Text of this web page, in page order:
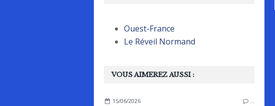
VOUS AIMEREZ AUSSI :
15/06/2026 …
Ouest-France
Le Réveil Normand